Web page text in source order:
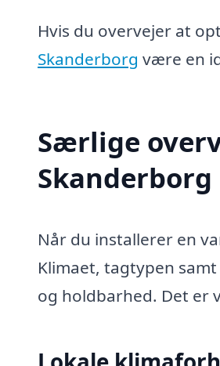
Hvis du overvejer at
Skanderborg være en
Særlige
Når du installerer en
Klimaet, tagtypen
og holdbarhed. Det er